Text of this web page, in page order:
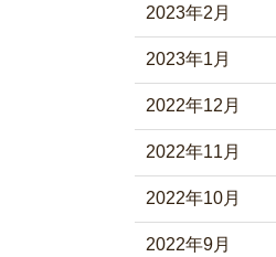
2023年2月
2023年1月
2022年12月
2022年11月
2022年10月
2022年9月